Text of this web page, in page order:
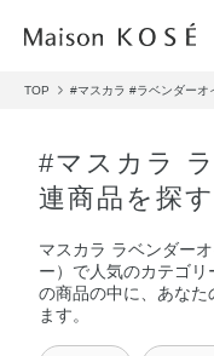
TOP #マスカラ #ラベンダーオ
#マスカラ
連商品を探す
マスカラ ラベンダー
ー）で人気のカテゴ
の商品の中に、あなた
ます。